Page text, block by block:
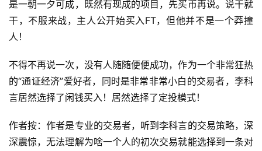
是一朝一夕可成，既然有现成的项目，先买币再说。说干就
干，不服来战，主人公开始买入FT，但他并不是一个莽撞
人！
不得不再说一次，没有人随随便便成功，作为一个非常狂热
的“通证经济”爱好者，同时是非常非常小白的交易者，李科
言居然选择了闲钱买入！居然选择了定投模式！
作者按：作者是专业的交易者，听到李科言的交易策略，深
深震惊，无法理解为啥一个人的初次交易就能选择到一条对